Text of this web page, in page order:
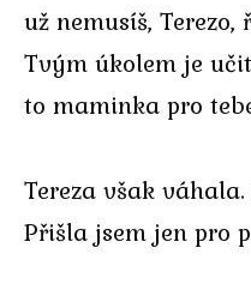
už nemusíš,
Tvým úkolem je
to maminka pro
Tereza však
Přišla jsem jen pro